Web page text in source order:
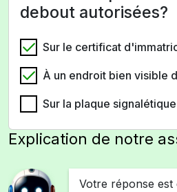
debout autorisées?
Sur le certificat
À un endroit bien visible
Sur la plaque signalétique
Explication de notre
Votre réponse